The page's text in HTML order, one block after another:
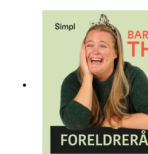
«jordmødre» som også
fra fjøset til fødestua,
overtro og masse,
først sendt 6.okt 2025